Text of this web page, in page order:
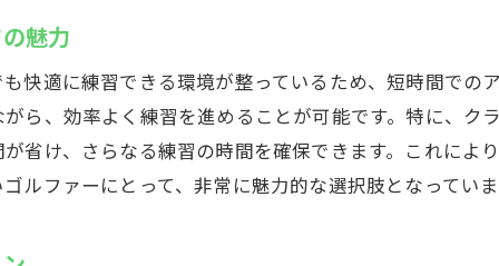
24時間体制でゴルフを楽しむ方法
夜間も安心して練習できる環境
時間に縛られない自由なゴルフスタイル
いつでも利用可能な練習スペースの魅力
自分のライフスタイルに合わせたゴルフ習慣
魅力
快適に練習できる環境が整っているため、短時間での
ら、効率よく練習を進めることが可能です。特に、ク
省け、さらなる練習の時間を確保できます。これによ
ルファーにとって、非常に魅力的な選択肢となってい